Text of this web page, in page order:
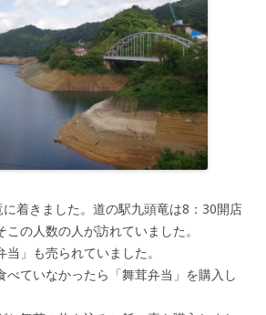
着きました。道の駅九頭竜は8：30開店
の人数の人が訪れていました。
」も売られていました。
べていなかったら「舞茸弁当」を購入し